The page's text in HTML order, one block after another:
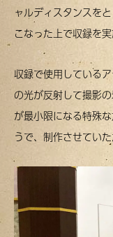
ャルディスタンスを
こなった上で収録を
収録で使用している
の光が反射して撮影
が最小限になる特殊
うで、制作させていた